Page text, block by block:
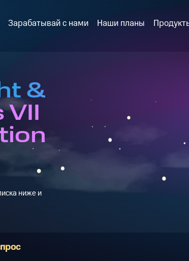
Зарабатывай с нами Наши планы
&
VII
ниже и